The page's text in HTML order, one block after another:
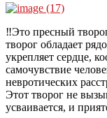
‼Это пресный
творог обладает
укрепляет сердце,
самочувствие
невротических
Этот творог не
усваивается, и